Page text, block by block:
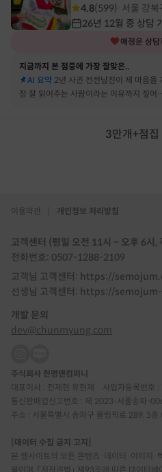
4.8(599) 서울 강북
26년 12월 중 상담
애정운 상담
지금까지 본 점중에 가장 잘맞은..
AI 요약 2년 사귄 전전남친이 제 마음을
장 잘 읽어주는 사람이라는 이유까지 짚어
3만개+점집
이용약관 개인정보 처리방침
고객센터 (평일 오전 11시 ~ 오후 6시,
전화번호: 0507-1288-2109
고객님 고객센터: https://
선생님 고객센터: https://
개발 문의
dev@chunmyung.com
주식회사 천명앤컴퍼니
대표이사 : 전재현 유현재 사업자등록번호
통신판매업신고번호 : 제 2023-서울송파-
주소 : 서울특별시 송파구 올림픽로 289, 5층
[데이터 수집 금지 고지]
본 웹사이트의 모든 콘텐츠·데이터·이미지·
물이며, 「저작권법」 제93조에 따른 데이터